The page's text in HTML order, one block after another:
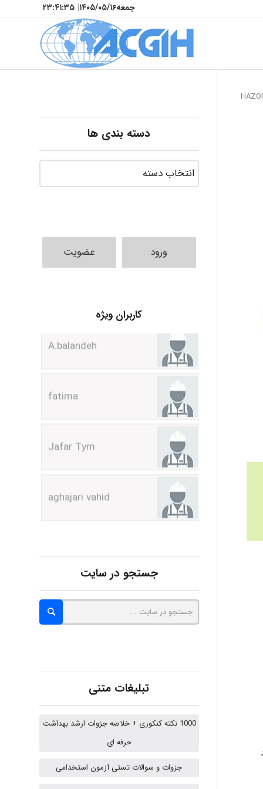
جمعه۱۴۰۵/۰۵/۱۶| ۲۳:۴۱:۳۷
دسته بندی ها
ورود عضویت
کاربران ویژه
fatima
Jafar Tym
aghajari vahid
Poubakhtiari
Alirez0990
hosein abdolvand
emami
جستجو در سایت
تبلیغات متنی
1000 نکته کنکوری + خلاصه جزوات ارشد بهداشت
حرفه ای
جزوات و سوالات تستی آزمون استخدامی